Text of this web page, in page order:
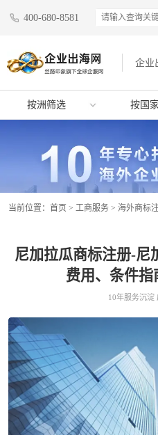
400-680-8581
企业
按洲筛选 按国
当前位置： 首页 > 工商服务 > 海外商标
尼加拉瓜商标注册-尼
费用、条件指
10年服务沉淀